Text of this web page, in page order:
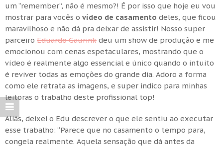
um “remember”, não é mesmo?! É por isso que hoje eu vou
mostrar para vocês o vídeo de casamento deles, que ficou
maravilhoso e não dá pra deixar de assistir! Nosso super
parceiro Eduardo Gaurink deu um show de produção e me
emocionou com cenas espetaculares, mostrando que o
vídeo é realmente algo essencial e único quando o intuito
é reviver todas as emoções do grande dia. Adoro a forma
como ele retrata as imagens, e super indico para minhas
leitoras o trabalho deste profissional top!
Aliás, deixei o Edu descrever o que ele sentiu ao executar
esse trabalho: “Parece que no casamento o tempo para,
congela realmente. Aquela sensação que dá antes da